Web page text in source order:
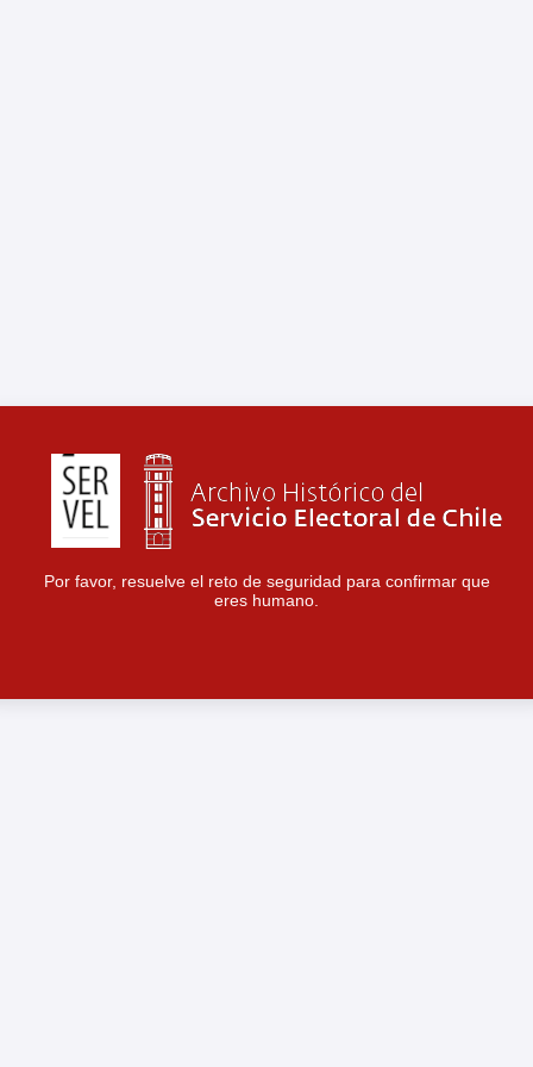
Por favor, resuelve el reto de seguridad para confirmar que
eres humano.